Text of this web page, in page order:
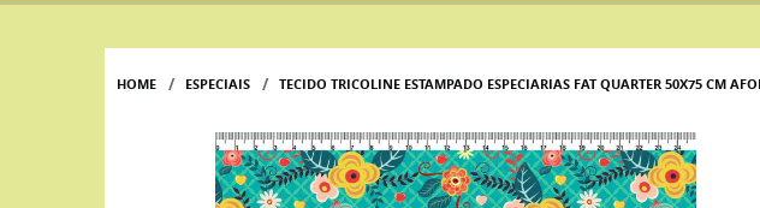
HOME ESPECIAIS TECIDO TRICOLINE ESTAMPADO ESPECIARIAS FAT QUARTER 50X75 CM